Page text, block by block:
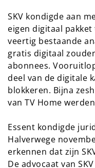
SKV kondigde aan
eigen digitaal
veertig bestaande
gratis digitaal
abonnees.
deel van de digitale
blokkeren. Bijna
van TV Home
Essent kondigde
Halverwege
erkennen dat zijn
De advocaat van